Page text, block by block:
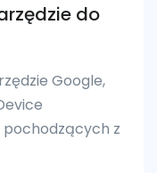
do
Google,
z